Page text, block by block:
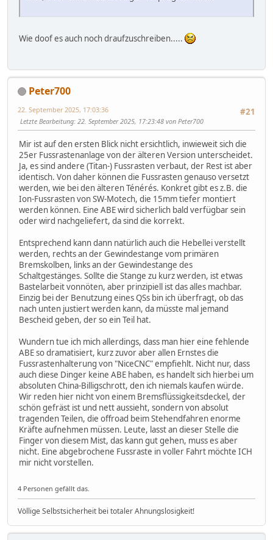
Wie doof es auch noch draufzuschreiben.....
Peter700
#21
22. September 2025, 17:03:36
Letzte Bearbeitung: 22. September 2025, 17:23:48 von Peter700
Mir ist auf den ersten Blick nicht ersichtlich, inwieweit sich die
25er Fussrastenanlage von der älteren Version unterscheidet.
Ja, es sind andere (Titan-) Fussrasten verbaut, der Rest ist aber
identisch. Von daher können die Fussrasten genauso versetzt
werden, wie bei den älteren Ténérés. Konkret gibt es z.B. die
Ion-Fussrasten von SW-Motech, die 15mm tiefer montiert
werden können. Eine ABE wird sicherlich bald verfügbar sein
oder wird nachgeliefert, da sind die korrekt.
Entsprechend kann dann natürlich auch die Hebellei verstellt
werden, rechts an der Gewindestange vom primären
Bremskolben, links an der Gewindestange des
Schaltgestänges. Sollte die Stange zu kurz werden, ist etwas
Bastelarbeit vonnöten, aber prinzipiell ist das alles machbar.
Einzig bei der Benutzung eines QSs bin ich überfragt, ob das
nach unten justiert werden kann, da müsste mal jemand
Bescheid geben, der so ein Teil hat.
Wundern tue ich mich allerdings, dass man hier eine fehlende
ABE so dramatisiert, kurz zuvor aber allen Ernstes die
Fussrastenhalterung von "NiceCNC" empfiehlt. Nicht nur, dass
auch diese Dinger keine ABE haben, es handelt sich hierbei um
absoluten China-Billigschrott, den ich niemals kaufen würde.
Wir reden hier nicht von einem Bremsflüssigkeitsdeckel, der
schön gefräst ist und nett aussieht, sondern von absolut
tragenden Teilen, die offroad beim Stehendfahren enorme
Kräfte aufnehmen müssen. Leute, lasst an dieser Stelle die
Finger von diesem Mist, das kann gut gehen, muss es aber
nicht. Eine abgebrochene Fussraste in voller Fahrt möchte ICH
mir nicht vorstellen.
4 Personen gefällt das.
Völlige Selbstsicherheit bei totaler Ahnungslosigkeit!